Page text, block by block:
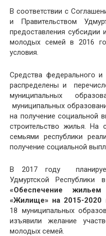
В соответствии с
и Правительством
предоставления
молодых семей в 2016
условия.
Средства федерального и
распределены и
муниципальных
муниципальных
на получение социальной
строительство жилья. На
семьями республики
получение социальной
В 2017 году
Удмуртской Республики
«Обеспечение
«Жилище» на 2015-2020
18 муниципальных
изъявили желание
молодых семей.